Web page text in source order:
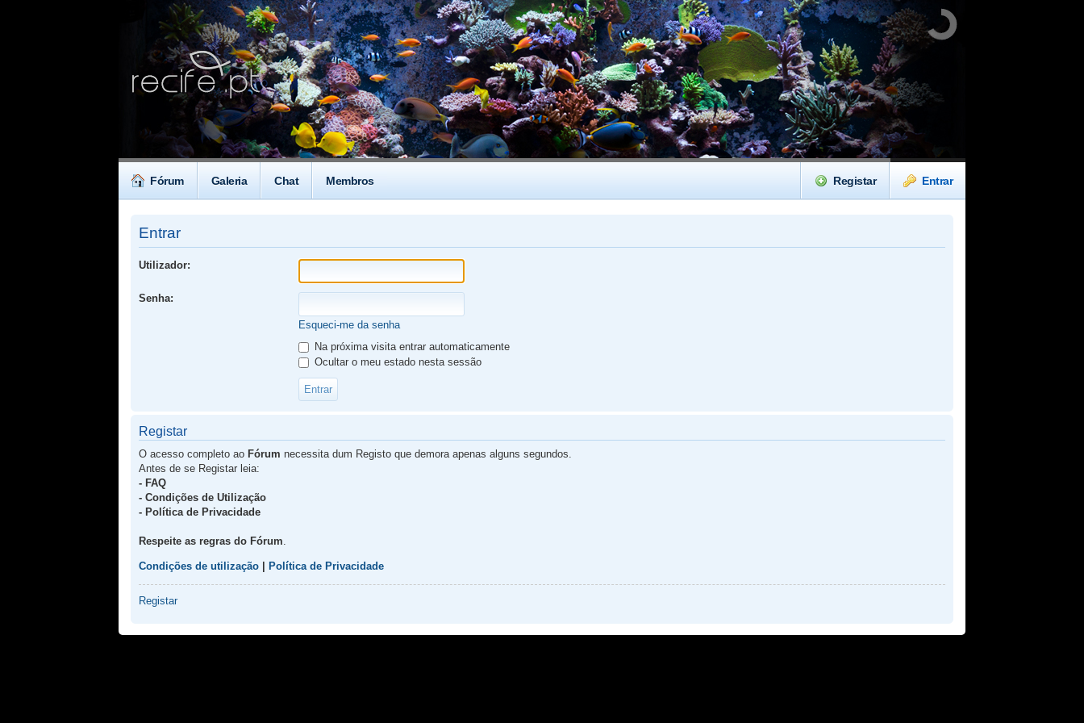
Fórum Galeria Chat Membros Entrar
Registar
Entrar
Utilizador:
Senha:
Esqueci-me da senha
Na próxima visita entrar automaticamente
Ocultar o meu estado nesta sessão
Registar
O acesso completo ao Fórum necessita dum Registo que demora apenas alguns segundos.
Antes de se Registar leia:
- FAQ
- Condições de Utilização
- Política de Privacidade
Respeite as regras do Fórum
Condições de utilização Política de Privacidade
Registar